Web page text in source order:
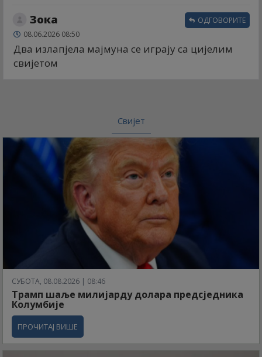
Зока
08.06.2026 08:50
Два излапјела мајмуна се играју са цијелим
свијетом
ОДГОВОРИТЕ
Свијет
СУБОТА, 08.08.2026 | 08:46
Трамп шаље милијарду долара предсједника
Колумбије
ПРОЧИТАЈ ВИШЕ